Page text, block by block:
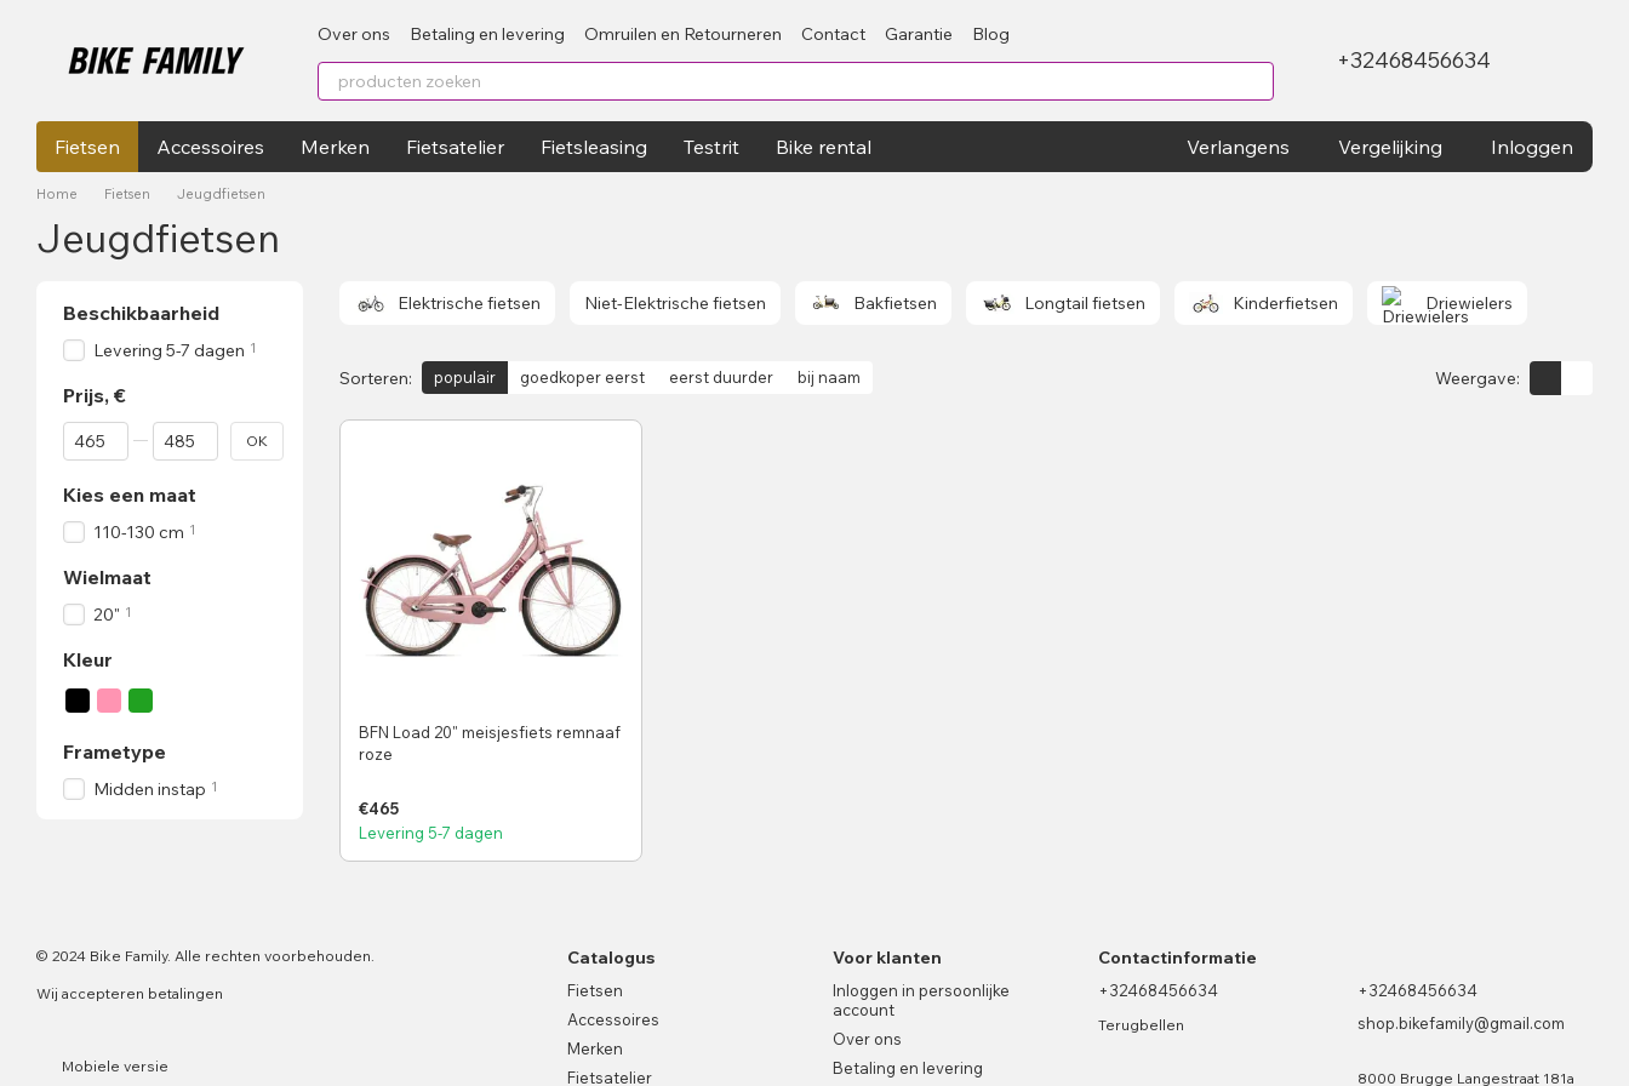
Over ons Betaling en levering Omruilen en Retourneren Contact Garantie Blog
+32468456634
Fietsen Accessoires Merken Fietsatelier Fietsleasing Testrit Bike rental Verlangens Vergelijking Inloggen
Home Fietsen Jeugdfietsen
Jeugdfietsen
Elektrische fietsen Niet-Elektrische fietsen Bakfietsen Longtail fietsen Kinderfietsen Driewielers
Sorteren: populair goedkoper eerst eerst duurder bij naam Weergave:
BFN Load 20" meisjesfiets remnaaf
roze
€465
Levering 5-7 dagen
Beschikbaarheid
Levering 5-7 dagen 1
Prijs, €
От Prijs, €
До Prijs, € OK
Kies een maat
110-130 cm 1
Wielmaat
20" 1
Kleur
Frametype
Midden instap 1
© 2024 Bike Family. Alle rechten voorbehouden.
Wij accepteren betalingen
Mobiele versie
Catalogus
Fietsen
Accessoires
Merken
Fietsatelier
Voor klanten
Inloggen in persoonlijke
account
Over ons
Betaling en levering
Contactinformatie
+32468456634
Terugbellen
+32468456634
shop.bikefamily@gmail.com
8000 Brugge Langestraat 181a